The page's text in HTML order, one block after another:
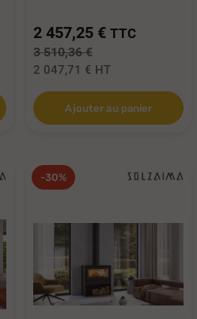
2 457,25 € TTC
3 510,36 €
2 047,71 € HT
Ajouter au panier
-30%